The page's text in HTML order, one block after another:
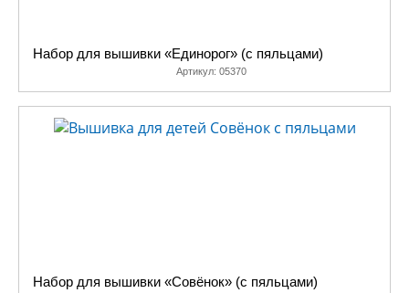
Набор для вышивки «Единорог» (с пяльцами)
Артикул: 05370
Набор для вышивки «Совёнок» (с пяльцами)